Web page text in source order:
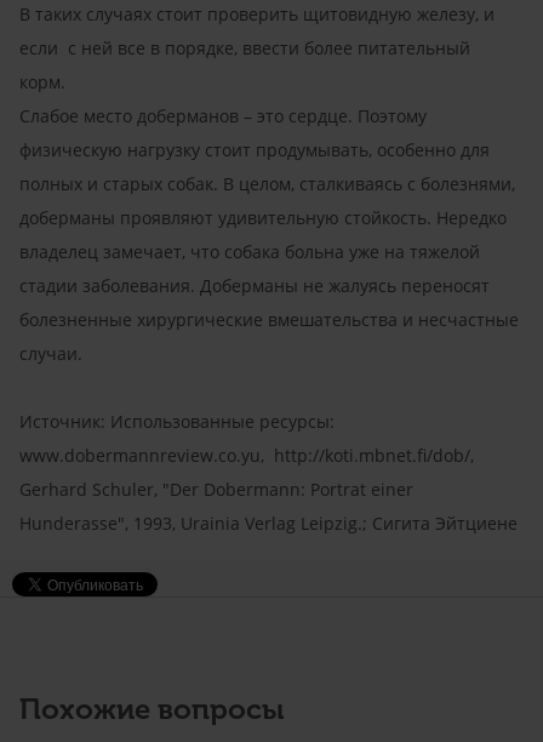
В таких случаях стоит проверить щитовидную железу, и
если с ней все в порядке, ввести более питательный
корм.
Слабое место доберманов – это сердце. Поэтому
физическую нагрузку стоит продумывать, особенно для
полных и старых собак. В целом, сталкиваясь с болезнями,
доберманы проявляют удивительную стойкость. Нередко
владелец замечает, что собака больна уже на тяжелой
стадии заболевания. Доберманы не жалуясь переносят
болезненные хирургические вмешательства и несчастные
случаи.
Источник: Использованные ресурсы:
www.dobermannreview.co.yu, http://koti.mbnet.fi/dob/,
Gerhard Schuler, "Der Dobermann: Portrat einer
Hunderasse", 1993, Urainia Verlag Leipzig.; Сигита Эйтциене
Похожие вопросы